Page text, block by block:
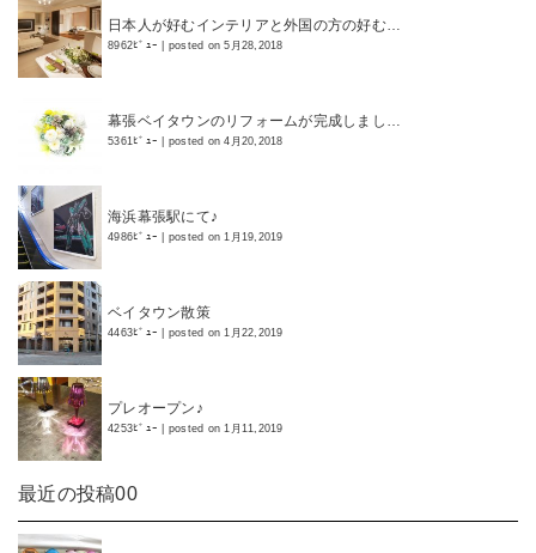
日本人が好むインテリアと外国の方の好む…
8962ﾋﾞｭｰ posted on 5月28,2018
幕張ベイタウンのリフォームが完成しまし…
5361ﾋﾞｭｰ posted on 4月20,2018
海浜幕張駅にて♪
4986ﾋﾞｭｰ posted on 1月19,2019
ベイタウン散策
4463ﾋﾞｭｰ posted on 1月22,2019
プレオープン♪
4253ﾋﾞｭｰ posted on 1月11,2019
最近の投稿00